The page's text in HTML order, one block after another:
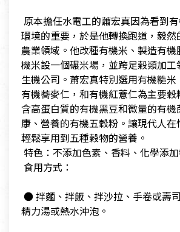
原本擔任水電工的蕭宏真因為看到
環境的重要，於是他轉換跑道，毅然
農業領域。他改種有機米、製造有
機米設一個碾米場，並跨足穀類加
生機公司。蕭宏真特別選用有機糙米
有機蕎麥仁，和有機紅薏仁為主要
含高蛋白質的有機黑豆和微量的有
康、營養的有機五穀粉。讓現代人
輕鬆享用到五種穀物的營養。
特色：不添加色素、香料、化學添
​ 食用方式：
● 拌麵、拌飯、拌沙拉、手卷或壽
精力湯或熱水沖泡。